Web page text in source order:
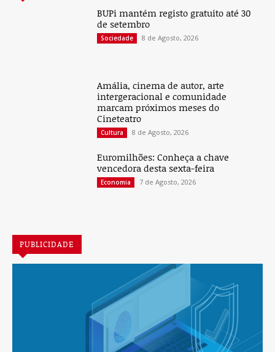
BUPi mantém registo gratuito até 30
de setembro
Sociedade 8 de Agosto, 2026
Amália, cinema de autor, arte
intergeracional e comunidade
marcam próximos meses do
Cineteatro
Cultura 8 de Agosto, 2026
Euromilhões: Conheça a chave
vencedora desta sexta-feira
Economia 7 de Agosto, 2026
PUBLICIDADE